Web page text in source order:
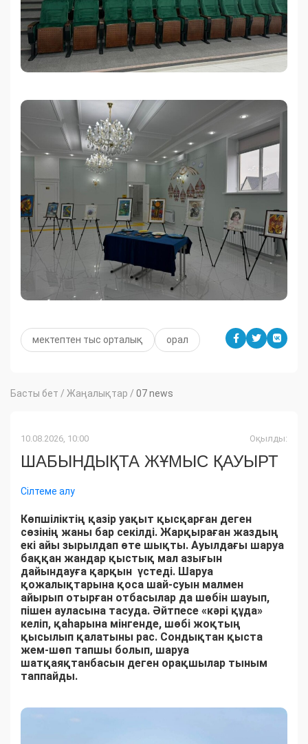
мектептен тыс орталық орал
Басты бет / Жаңалықтар / 07 news
10.08.2026, 10:00 Оқылды:
ШАБЫНДЫҚТА ЖҰМЫС ҚАУЫРТ
Сілтеме алу
Көпшіліктің қазір уақыт қысқарған деген
сөзінің жаны бар секілді. Жарқыраған жаздың
екі айы зырылдап өте шықты. Ауылдағы шаруа
баққан жандар қыстық мал азығын
дайындауға қарқын үстеді. Шаруа
қожалықтарына қоса шай-суын малмен
айырып отырған отбасылар да шөбін шауып,
пішен ауласына тасуда. Әйтпесе «кәрі құда»
келіп, қаһарына мінгенде, шөбі жоқтың
қысылып қалатыны рас. Сондықтан қыста
жем-шөп тапшы болып, шаруа
шатқаяқтанбасын деген орақшылар тыным
таппайды.